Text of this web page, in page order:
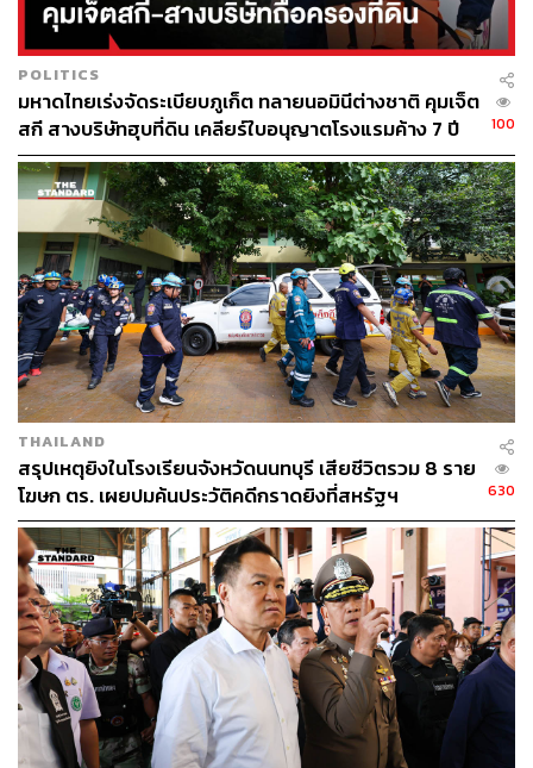
POLITICS
มหาดไทยเร่งจัดระเบียบภูเก็ต ทลายนอมินีต่างชาติ คุมเจ็ต
สกี สางบริษัทฮุบที่ดิน เคลียร์ใบอนุญาตโรงแรมค้าง 7 ปี
100
THAILAND
สรุปเหตุยิงในโรงเรียนจังหวัดนนทบุรี เสียชีวิตรวม 8 ราย
โฆษก ตร. เผยปมค้นประวัติคดีกราดยิงที่สหรัฐฯ
630